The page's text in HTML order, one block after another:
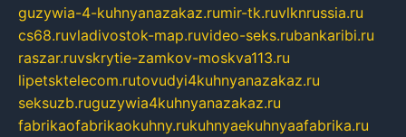
guzywia-4-kuhnyanazakaz.rumir-tk.ruvlknrussia.ru
cs68.ruvladivostok-map.ruvideo-seks.rubankaribi.ru
raszar.ruvskrytie-zamkov-moskva113.ru
lipetsktelecom.rutovudyi4kuhnyanazakaz.ru
seksuzb.ruguzywia4kuhnyanazakaz.ru
fabrikaofabrikaokuhny.rukuhnyaekuhnyaafabrika.ru